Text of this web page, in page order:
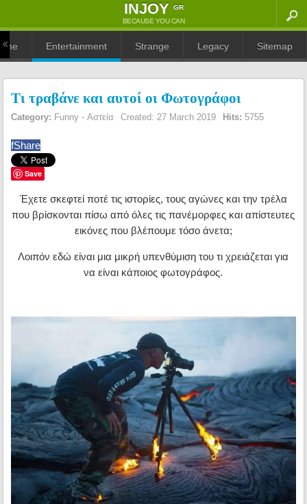
ΙNJOY
GR
BECAUSE YOU CAN
Entertainment Strange Legacy Sitemap
Τι τραβάνε και αυτοί οι Φωτογράφοι
Category: Funny - Αστεία Created: 27 March 2019 Hits: 5755
fShare
Save
Έχετε σκεφτεί ποτέ τις ιστορίες, τους αγώνες και την τρέλα
που βρίσκονται πίσω από όλες τις πανέμορφες και απίστευτες
εικόνες που βλέπουμε τόσο άνετα;
Λοιπόν εδώ είναι μια μικρή υπενθύμιση του τι χρειάζεται για
να είναι κάποιος φωτογράφος.